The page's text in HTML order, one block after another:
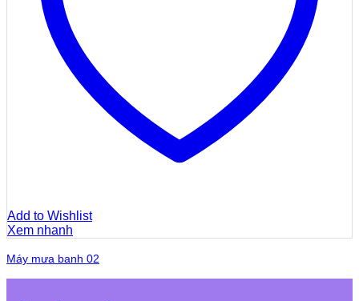
Add to Wishlist
Xem nhanh
Máy mưa banh 02